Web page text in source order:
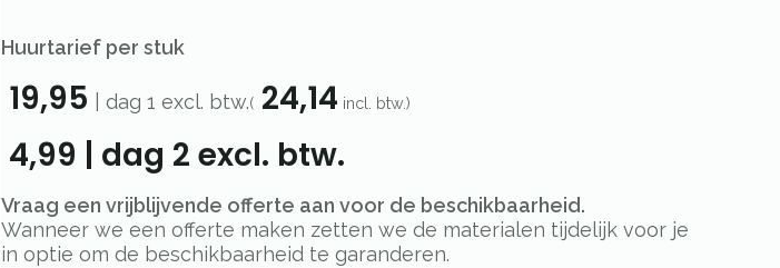
Huurtarief per stuk
19,95 dag 1 excl. btw.(24,14 incl. btw.)
4,99 dag 2 excl. btw.
Vraag een vrijblijvende offerte aan voor de beschikbaarheid.
Wanneer we een offerte maken zetten we de materialen tijdelijk voor je
in optie om de beschikbaarheid te garanderen.